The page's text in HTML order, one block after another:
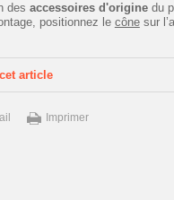
des accessoires d'originedu
positionnez le cônesur
article
Imprimer